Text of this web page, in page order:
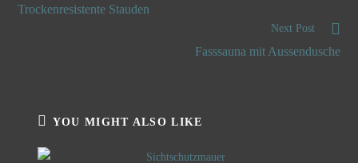
Trockenresistente Stauden
Next Post
Fasssauna mit Aussendusche
YOU MIGHT ALSO LIKE